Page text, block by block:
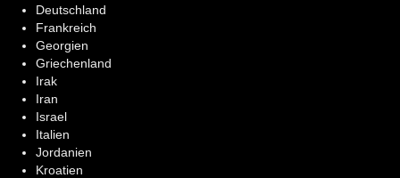
Deutschland
Frankreich
Georgien
Griechenland
Irak
Iran
Israel
Italien
Jordanien
Kroatien